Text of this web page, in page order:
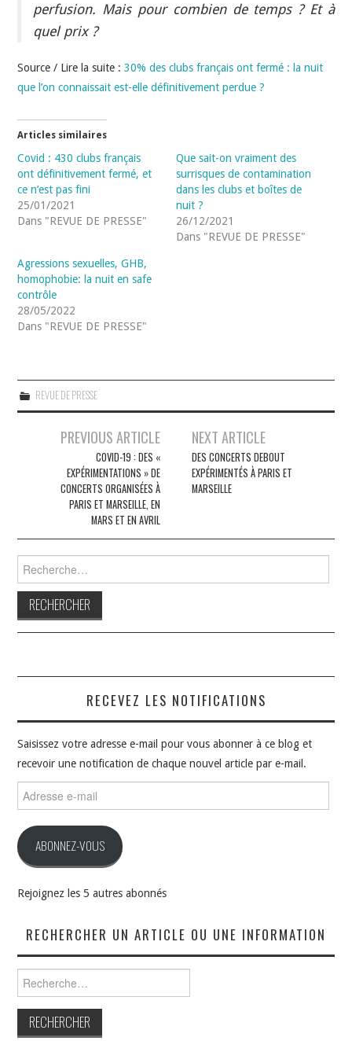
perfusion. Mais pour combien de temps ? Et à
quel prix ?
Source / Lire la suite :30% des clubs français ont fermé : la nuit
que l’on connaissait est-elle définitivement perdue ?
Articles similaires
Covid : 430 clubs français
ont définitivement fermé, et
ce n’est pas fini
25/01/2021
Dans "REVUE DE PRESSE"
Que sait-on vraiment des
surrisques de contamination
dans les clubs et boîtes de
nuit ?
26/12/2021
Dans "REVUE DE PRESSE"
Agressions sexuelles, GHB,
homophobie: la nuit en safe
contrôle
28/05/2022
Dans "REVUE DE PRESSE"
REVUE DE PRESSE
Navigation
articles
PREVIOUS ARTICLE
COVID-19 : DES «
EXPÉRIMENTATIONS » DE
CONCERTS ORGANISÉES À
PARIS ET MARSEILLE, EN
MARS ET EN AVRIL
NEXT ARTICLE
DES CONCERTS DEBOUT
EXPÉRIMENTÉS À PARIS ET
MARSEILLE
RECEVEZ LES NOTIFICATIONS
Saisissez votre adresse e-mail pour vous abonner à ce blog et
recevoir une notification de chaque nouvel article par e-mail.
e-
ABONNEZ-VOUS
Rejoignez les 5 autres abonnés
RECHERCHER UN ARTICLE OU UNE INFORMATION